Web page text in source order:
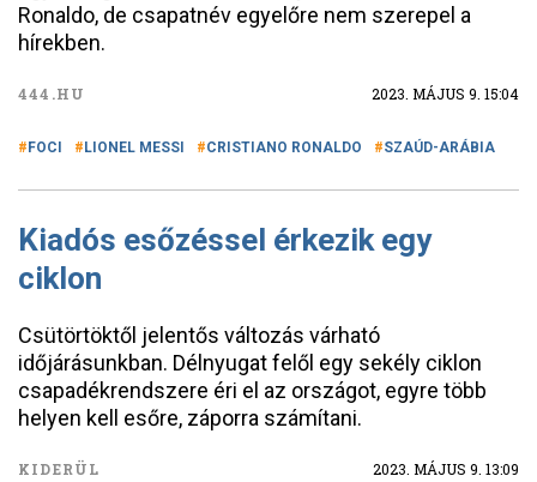
Ronaldo, de csapatnév egyelőre nem szerepel a
hírekben.
444.HU 2023. MÁJUS 9. 15:04
FOCI LIONEL MESSI CRISTIANO RONALDO SZAÚD-ARÁBIA
Kiadós esőzéssel érkezik egy
ciklon
Csütörtöktől jelentős változás várható
időjárásunkban. Délnyugat felől egy sekély ciklon
csapadékrendszere éri el az országot, egyre több
helyen kell esőre, záporra számítani.
KIDERÜL 2023. MÁJUS 9. 13:09